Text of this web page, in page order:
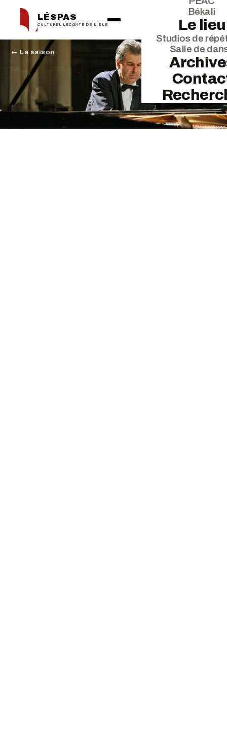
LÉSPAS
CULTUREL LECONTE DE LISLE
Békali
Le lieu
Studios de
Salle de
← La saison